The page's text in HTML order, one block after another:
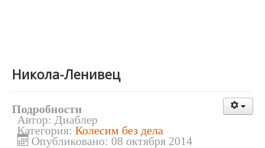
Никола-Ленивец
Подробности
Автор: Диаблер
Категория: Колесим без дела
Опубликовано: 08 октября 2014